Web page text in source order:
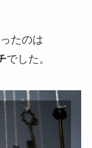
たのは
でした。